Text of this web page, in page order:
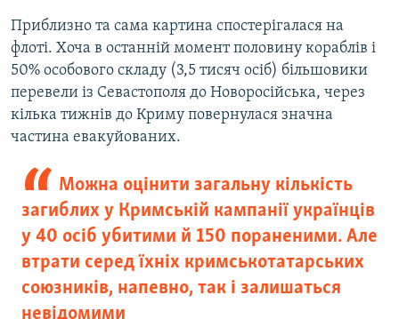
Приблизно та сама картина спостерігалася на
флоті. Хоча в останній момент половину кораблів і
50% особового складу (3,5 тисяч осіб) більшовики
перевели із Севастополя до Новоросійська, через
кілька тижнів до Криму повернулася значна
частина евакуйованих.
Можна оцінити загальну кількість
загиблих у Кримській кампанії українців
у 40 осіб убитими й 150 пораненими. Але
втрати серед їхніх кримськотатарських
союзників, напевно, так і залишаться
невідомими